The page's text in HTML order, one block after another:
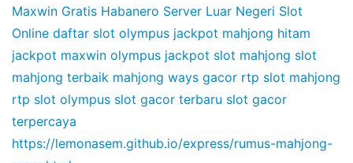
Maxwin Gratis Habanero Server Luar Negeri Slot
Online daftar slot olympus jackpot mahjong hitam
jackpot maxwin olympus jackpot slot mahjong slot
mahjong terbaik mahjong ways gacor rtp slot mahjong
rtp slot olympus slot gacor terbaru slot gacor
terpercaya
https://lemonasem.github.io/express/rumus-mahjong-